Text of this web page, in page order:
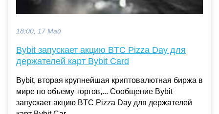
18:00, 17 Май
Bybit запускает акцию BTC Pizza Day для
держателей карт Bybit Card
Bybit, вторая крупнейшая криптовалютная биржа в
мире по объему торгов,... Сообщение Bybit
запускает акцию BTC Pizza Day для держателей